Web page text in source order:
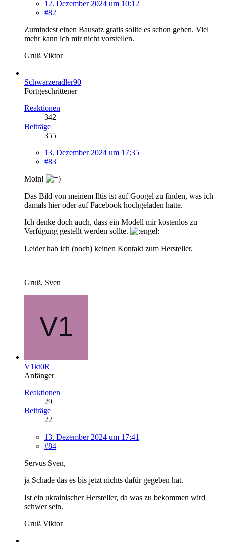
12. Dezember 2024 um 10:12
#82
Zumindest einen Bausatz gratis sollte es schon geben. Viel
mehr kann ich mir nicht vorstellen.
Gruß Viktor
Schwarzeradler90
Fortgeschrittener
Reaktionen
342
Beiträge
355
13. Dezember 2024 um 17:35
#83
Moin!
Das Bild von meinem Iltis ist auf Googel zu finden, was ich
damals hier oder auf Facebook hochgeladen hatte.
Ich denke doch auch, dass ein Modell mir kostenlos zu
Verfügung gestellt werden sollte.
Leider hab ich (noch) keinen Kontakt zum Hersteller.
Gruß, Sven
V1kt0R
Anfänger
Reaktionen
29
Beiträge
22
13. Dezember 2024 um 17:41
#84
Servus Sven,
ja Schade das es bis jetzt nichts dafür gegeben hat.
Ist ein ukrainischer Hersteller, da was zu bekommen wird
schwer sein.
Gruß Viktor